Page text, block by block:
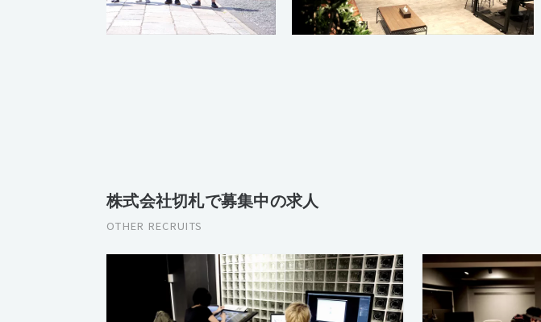
株式会社切札で募集中の求人
OTHER RECRUITS